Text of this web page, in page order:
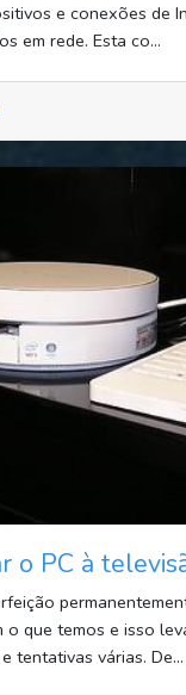
e conexões de
em rede. Esta co...
o PC à
o que temos e isso
tentativas várias. De...